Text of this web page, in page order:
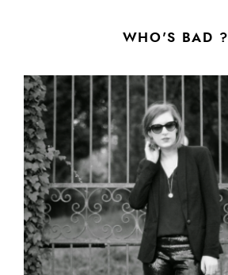
WHO'S BAD ?